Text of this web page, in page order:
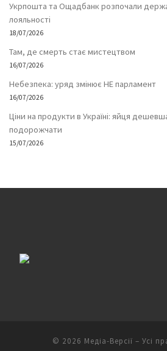
Укрпошта та Ощадбанк розпочали
лояльності
18/07/2026
Там, де смерть стає мистецтвом
16/07/2026
Небезпека: уряд змінює НЕ парламент
16/07/2026
Ціни на продукти в Україні: яйця
подорожчати
15/07/2026
© 2026 Медіа-Версії – Усі